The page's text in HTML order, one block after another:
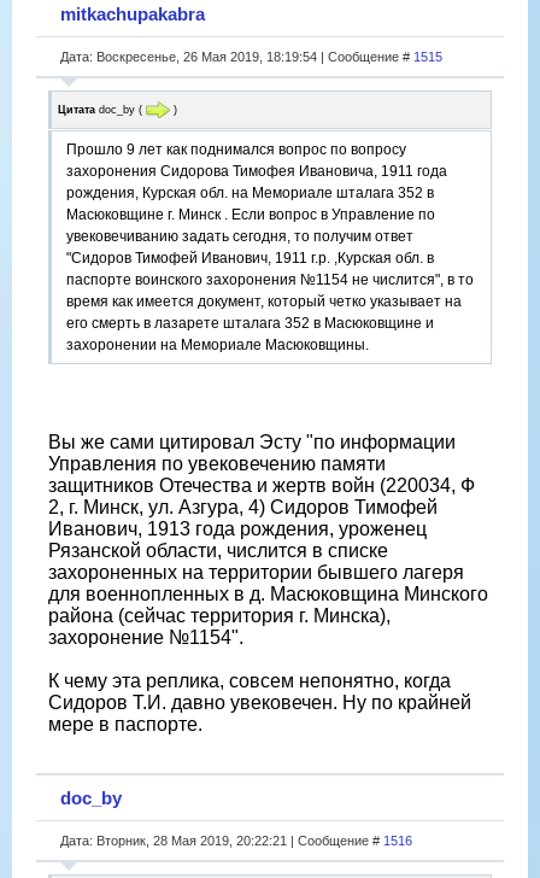
mitkachupakabra
Дата: Воскресенье, 26 Мая 2019, 18:19:54 | Сообщение # 1515
Цитата doc_by ( )
Прошло 9 лет как поднимался вопрос по вопросу
захоронения Сидорова Тимофея Ивановича, 1911 года
рождения, Курская обл. на Мемориале шталага 352 в
Масюковщине г. Минск . Если вопрос в Управление по
увековечиванию задать сегодня, то получим ответ
"Сидоров Тимофей Иванович, 1911 г.р. ,Курская обл. в
паспорте воинского захоронения №1154 не числится", в то
время как имеется документ, который четко указывает на
его смерть в лазарете шталага 352 в Масюковщине и
захоронении на Мемориале Масюковщины.
Вы же сами цитировал Эсту "по информации
Управления по увековечению памяти
защитников Отечества и жертв войн (220034, Ф
2, г. Минск, ул. Азгура, 4) Сидоров Тимофей
Иванович, 1913 года рождения, уроженец
Рязанской области, числится в списке
захороненных на территории бывшего лагеря
для военнопленных в д. Масюковщина Минского
района (сейчас территория г. Минска),
захоронение №1154".
К чему эта реплика, совсем непонятно, когда
Сидоров Т.И. давно увековечен. Ну по крайней
мере в паспорте.
doc_by
Дата: Вторник, 28 Мая 2019, 20:22:21 | Сообщение # 1516